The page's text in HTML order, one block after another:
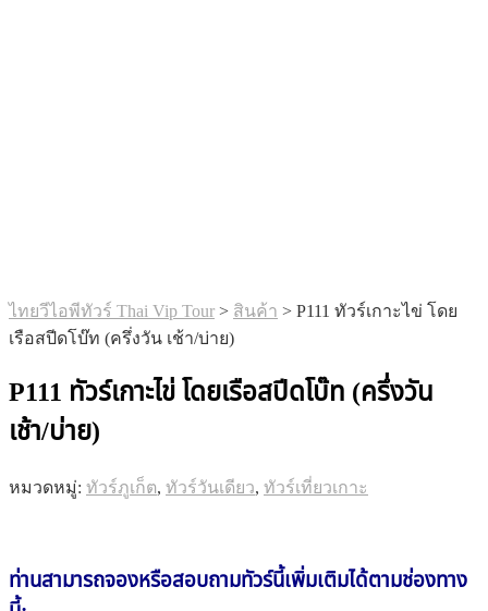
ไทยวีไอพีทัวร์ Thai Vip Tour > สินค้า > P111 ทัวร์เกาะไข่ โดย
เรือสปีดโบ๊ท (ครึ่งวัน เช้า/บ่าย)
P111 ทัวร์เกาะไข่ โดยเรือสปีดโบ๊ท (ครึ่งวัน
เช้า/บ่าย)
หมวดหมู่: ทัวร์ภูเก็ต, ทัวร์วันเดียว, ทัวร์เที่ยวเกาะ
ท่านสามารถจองหรือสอบถามทัวร์นี้เพิ่มเติมได้ตามช่องทาง